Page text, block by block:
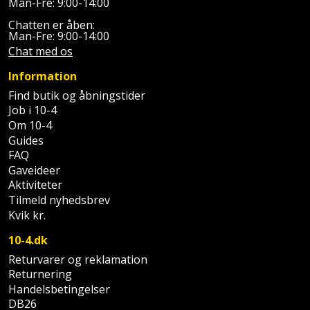
WinWin
plader
Savbuk
Skraber
Skruestik
Skruetrækker
Skruetvinge
Smøring
og
rustopløser
Kompressor
Lader
Ligesliber
Limpistol
Linjelaser
Loddekolbe
Luftværktøj
Måleinstrumenter
Malersprøjte
Lommelygte
Mobiltilbehør
Pavillon
Personlig
pleje
Plantekasser
Postkasse
Postkassestander
Chatten er åben:
Man-Fre: 9:00-14:00
Chat med os
Information
Find butik og åbningstider
Job i 10-4
Om 10-4
Guides
FAQ
Gaveideer
Aktiviteter
Tilmeld nyhedsbrev
Kvik kr.
10-4.dk
Returvarer og reklamation
Returnering
Handelsbetingelser
DB26